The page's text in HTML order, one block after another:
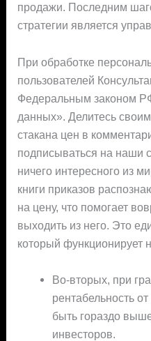
продажи. Последним
стратегии является
При обработке
пользователей
Федеральным законом
данных». Делитесь
стакана цен в
подписываться на наши
ничего интересного из
книги приказов
на цену, что помогает
выходить из него. Это
который функционирует
Во-вторых, при
рентабельность
быть гораздо
инвесторов.